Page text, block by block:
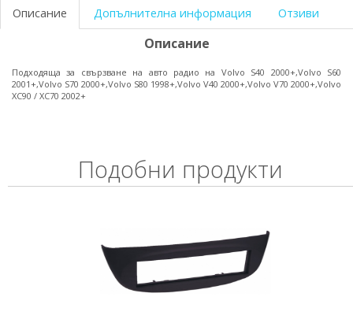
Описание Допълнителна информация Отзиви
Описание
Подходяща за свързване на авто радио на Volvo S40 2000+,Volvo S60
2001+,Volvo S70 2000+,Volvo S80 1998+,Volvo V40 2000+,Volvo V70 2000+,Volvo
XC90 / XC70 2002+
Подобни продукти